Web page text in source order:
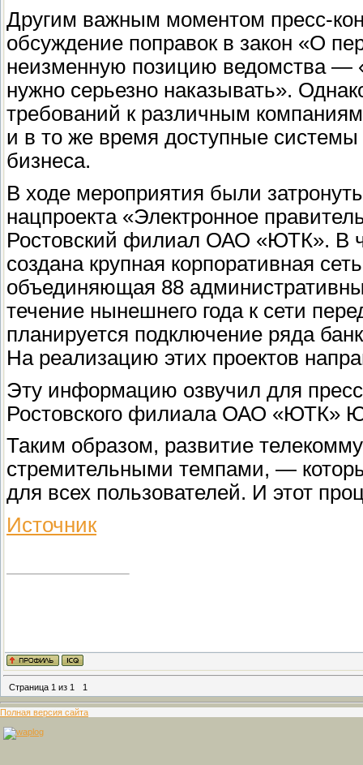
Другим важным моментом пресс-
обсуждение поправок в закон «О
неизменную позицию ведомства —
нужно серьезно наказывать».
требований к различным
и в то же время доступные системы
бизнеса.
В ходе мероприятия были
нацпроекта «Электронное
Ростовский филиал ОАО «ЮТК». В
создана крупная корпоративная
объединяющая 88
течение нынешнего года к сети
планируется подключение ряда
На реализацию этих проектов
Эту информацию озвучил для
Ростовского филиала ОАО «ЮТК»
Таким образом, развитие
стремительными темпами, —
для всех пользователей. И этот
Источник
Страница 1 из 1 1
Полная версия сайта